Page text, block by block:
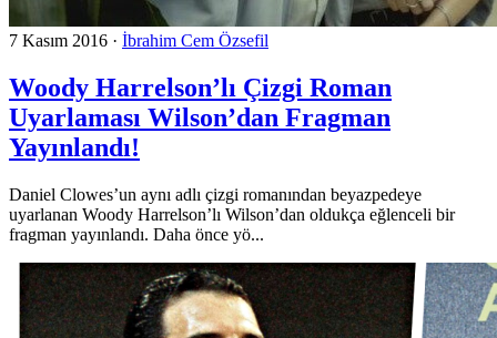
7 Kasım 2016 · İbrahim Cem Özsefil
Woody Harrelson’lı Çizgi Roman
Uyarlaması Wilson’dan Fragman
Yayınlandı!
Daniel Clowes’un aynı adlı çizgi romanından beyazpedeye
uyarlanan Woody Harrelson’lı Wilson’dan oldukça eğlenceli bir
fragman yayınlandı. Daha önce yö...